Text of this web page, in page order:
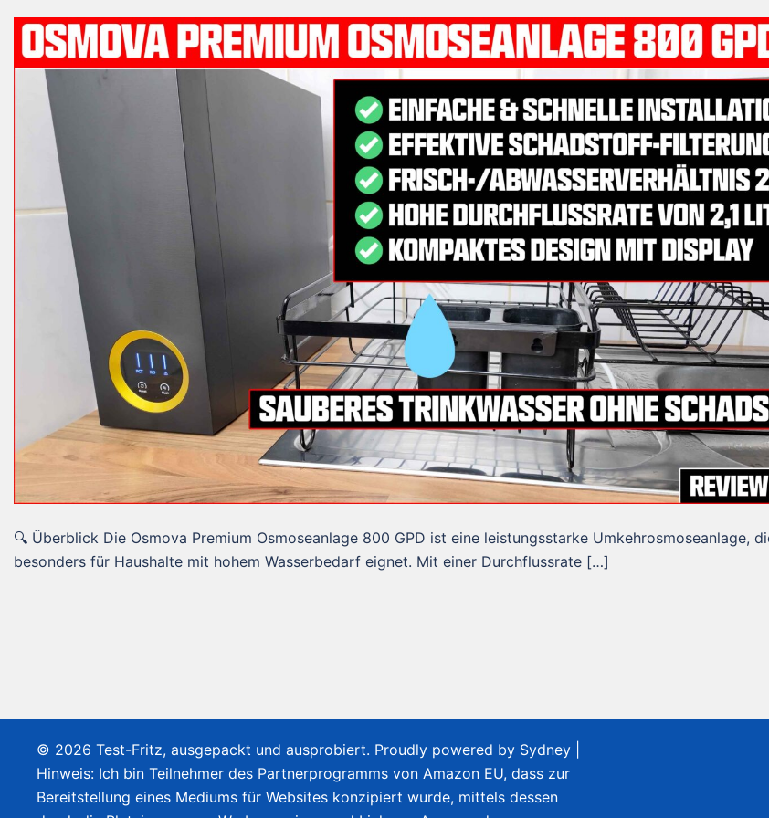
🔍 Überblick Die Osmova Premium Osmoseanlage 800 GPD ist eine leistungsstarke Umkehrosmoseanlage,
besonders für Haushalte mit hohem Wasserbedarf eignet. Mit einer Durchflussrate […]
© 2026 Test-Fritz, ausgepackt und ausprobiert. Proudly powered by Sydney
Hinweis: Ich bin Teilnehmer des Partnerprogramms von Amazon EU, dass zur
Bereitstellung eines Mediums für Websites konzipiert wurde, mittels dessen